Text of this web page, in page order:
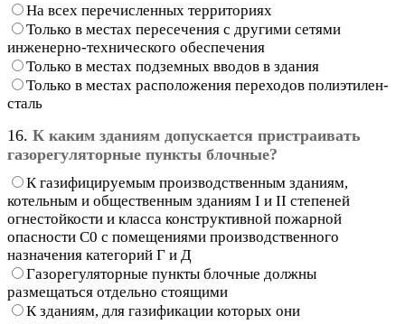
На всех перечисленных территориях
Только в местах пересечения с другими сетями
инженерно-технического обеспечения
Только в местах подземных вводов в здания
Только в местах расположения переходов полиэтилен-
сталь
16. К каким зданиям допускается пристраивать
газорегуляторные пункты блочные?
К газифицируемым производственным зданиям,
котельным и общественным зданиям I и II степеней
огнестойкости и класса конструктивной пожарной
опасности С0 с помещениями производственного
назначения категорий Г и Д
Газорегуляторные пункты блочные должны
размещаться отдельно стоящими
К зданиям, для газификации которых они